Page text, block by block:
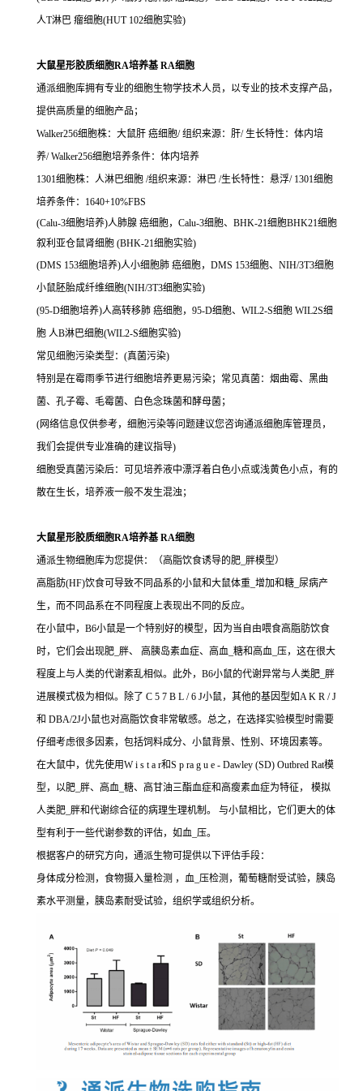
人T淋巴 瘤细胞(HUT 102细胞实验)
大鼠星形胶质细胞RA培养基 RA细胞
通派细胞库拥有专业的细胞生物学技术人员，以专业的技术支撑产品，
提供高质量的细胞产品；
Walker256细胞株：大鼠肝 癌细胞/ 组织来源：肝/ 生长特性：体内培
养/ Walker256细胞培养条件：体内培养
1301细胞株：人淋巴细胞 /组织来源：淋巴 /生长特性：悬浮/ 1301细胞
培养条件：1640+10%FBS
(Calu-3细胞培养)人肺腺 癌细胞，Calu-3细胞、BHK-21细胞BHK21细胞
叙利亚仓鼠肾细胞 (BHK-21细胞实验)
(DMS 153细胞培养)人小细胞肺 癌细胞，DMS 153细胞、NIH/3T3细胞
小鼠胚胎成纤维细胞(NIH/3T3细胞实验)
(95-D细胞培养)人高转移肺 癌细胞，95-D细胞、WIL2-S细胞 WIL2S细
胞 人B淋巴细胞(WIL2-S细胞实验)
常见细胞污染类型：(真菌污染)
特别是在霉雨季节进行细胞培养更易污染；常见真菌：烟曲霉、黑曲
菌、孔子霉、毛霉菌、白色念珠菌和酵母菌；
(网络信息仅供参考，细胞污染等问题建议您咨询通派细胞库管理员，
我们会提供专业准确的建议指导)
细胞受真菌污染后：可见培养液中漂浮着白色小点或浅黄色小点，有的
散在生长，培养液一般不发生混浊；
大鼠星形胶质细胞RA培养基 RA细胞
通派生物细胞库为您提供：（高脂饮食诱导的肥_胖模型）
高脂肪(HF)饮食可导致不同品系的小鼠和大鼠体重_增加和糖_尿病产
生，而不同品系在不同程度上表现出不同的反应。
在小鼠中，B6小鼠是一个特别好的模型，因为当自由喂食高脂肪饮食
时，它们会出现肥_胖、 高胰岛素血症、高血_糖和高血_压，这在很大
程度上与人类的代谢紊乱相似。此外，B6小鼠的代谢异常与人类肥_胖
进展模式极为相似。除了 C 5 7 B L / 6 J小鼠，其他的基因型如A K R / J
和 DBA/2J小鼠也对高脂饮食非常敏感。总之，在选择实验模型时需要
仔细考虑很多因素，包括饲料成分、小鼠背景、性别、环境因素等。
在大鼠中，优先使用W i s t a r和S p ra g u e - Dawley (SD) Outbred Rat模
型，以肥_胖、高血_糖、高甘油三酯血症和高瘦素血症为特征， 模拟
人类肥_胖和代谢综合征的病理生理机制。 与小鼠相比，它们更大的体
型有利于一些代谢参数的评估，如血_压。
根据客户的研究方向，通派生物可提供以下评估手段：
身体成分检测，食物摄入量检测 ，血_压检测，葡萄糖耐受试验，胰岛
素水平测量，胰岛素耐受试验，组织学或组织分析。